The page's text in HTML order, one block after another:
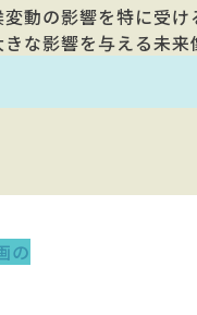
動の影響を特に受
な影響を与える未
の